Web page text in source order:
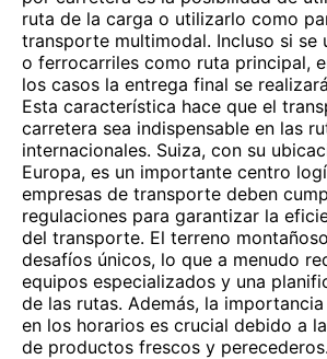
ruta de la carga o utilizarlo como
transporte multimodal. Incluso si se
o ferrocarriles como ruta principal,
los casos la entrega final se
Esta característica hace que el
carretera sea indispensable en las
internacionales. Suiza, con su
Europa, es un importante centro
empresas de transporte deben
regulaciones para garantizar la
del transporte. El terreno
desafíos únicos, lo que a menudo
equipos especializados y una
de las rutas. Además, la
en los horarios es crucial debido a
de productos frescos y perecederos.